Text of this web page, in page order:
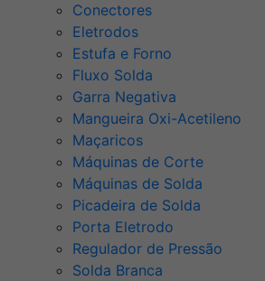
Conectores
Eletrodos
Estufa e Forno
Fluxo Solda
Garra Negativa
Mangueira Oxi-Acetileno
Maçaricos
Máquinas de Corte
Máquinas de Solda
Picadeira de Solda
Porta Eletrodo
Regulador de Pressão
Solda Branca